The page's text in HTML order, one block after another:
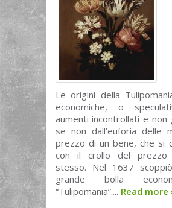
Le origini della
economiche, o
aumenti incontrollati e non
se non dall’euforia delle
prezzo di un bene, che si
con il crollo del prezzo
stesso. Nel 1637
grande bolla
“Tulipomania”.... Read more